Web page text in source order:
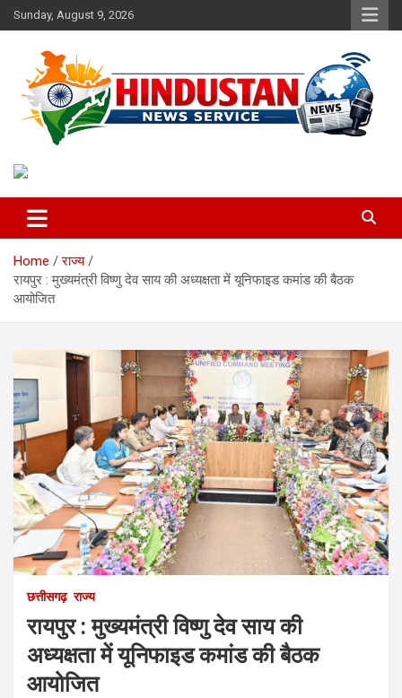
Skip
to
Sunday, August 9, 2026
Hindustan News Service
Home
राज्य
रायपुर : मुख्यमंत्री विष्णु देव साय की अध्यक्षता में यूनिफाइड कमांड की बैठक
आयोजित
छत्तीसगढ़ राज्य
रायपुर : मुख्यमंत्री विष्णु देव साय की
अध्यक्षता में यूनिफाइड कमांड की बैठक
आयोजित